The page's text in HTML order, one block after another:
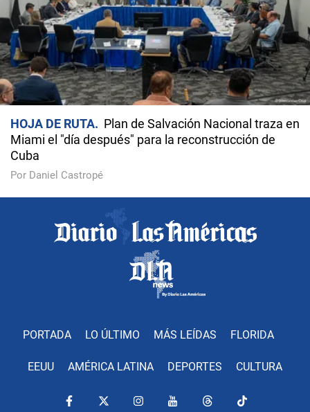
HOJA DE RUTA
Plan de Salvación Nacional traza en
Miami el "día después" para la reconstrucción de
Cuba
Por Daniel Castropé
PORTADA LO ÚLTIMO MÁS LEÍDAS FLORIDA
EEUU AMÉRICA LATINA DEPORTES CULTURA